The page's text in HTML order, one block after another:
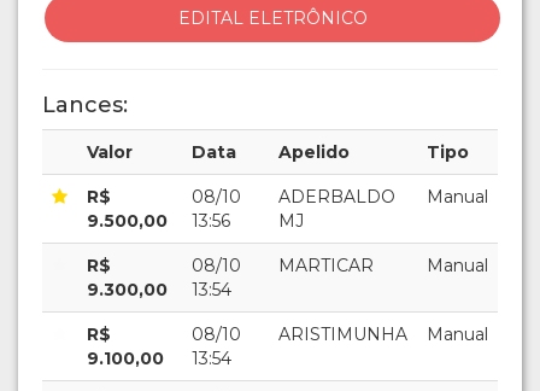
EDITAL ELETRÔNICO
Lances:
Valor Data Apelido Tipo
R$
9.500,00
08/10
13:56
ADERBALDO
MJ
Manual
R$
9.300,00
08/10
13:54
MARTICAR Manual
R$
9.100,00
08/10
13:54
ARISTIMUNHA Manual